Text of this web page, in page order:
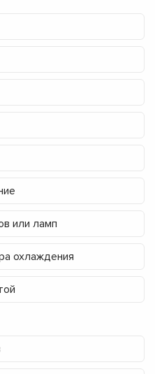
или ламп
охлаждения